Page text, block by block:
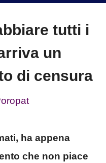
tutti i
un
di censura
ha appena
che non piace